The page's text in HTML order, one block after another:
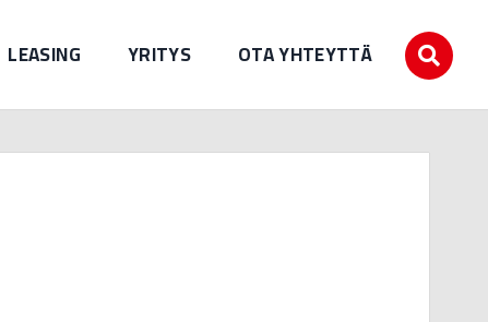
LEASING YRITYS OTA YHTEYTTÄ